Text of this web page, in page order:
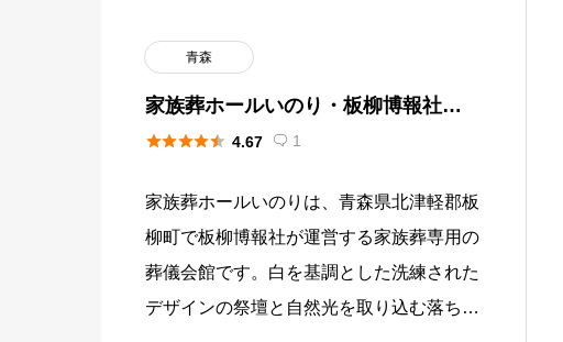
青森
家族葬ホールいのり・板柳博報社
（板柳町）
 4.67  1
家族葬ホールいのりは、青森県北津軽郡板
柳町で板柳博報社が運営する家族葬専用の
葬儀会館です。白を基調とした洗練された
デザインの祭壇と自然光を取り込む落ち着